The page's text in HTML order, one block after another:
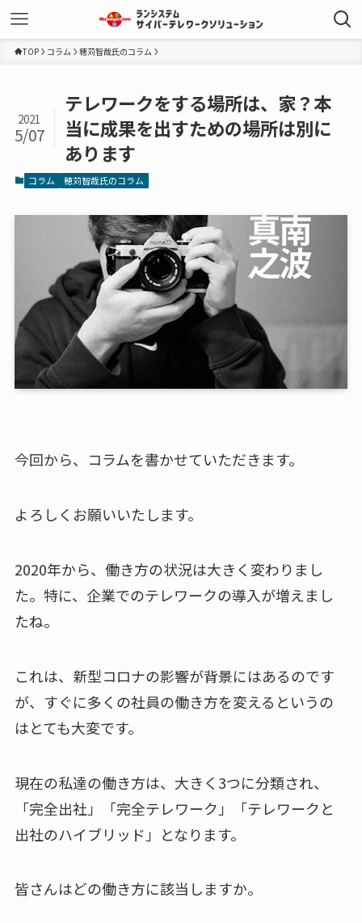
TOP コラム 穂苅智哉氏のコラム
テレワークをする場所は、家？本
当に成果を出すための場所は別に
あります
2021
5/07
コラム 穂苅智哉氏のコラム
今回から、コラムを書かせていただきます。
よろしくお願いいたします。
2020年から、働き方の状況は大きく変わりまし
た。特に、企業でのテレワークの導入が増えまし
たね。
これは、新型コロナの影響が背景にはあるのです
が、すぐに多くの社員の働き方を変えるというの
はとても大変です。
現在の私達の働き方は、大きく3つに分類され、
「完全出社」「完全テレワーク」「テレワークと
出社のハイブリッド」となります。
皆さんはどの働き方に該当しますか。